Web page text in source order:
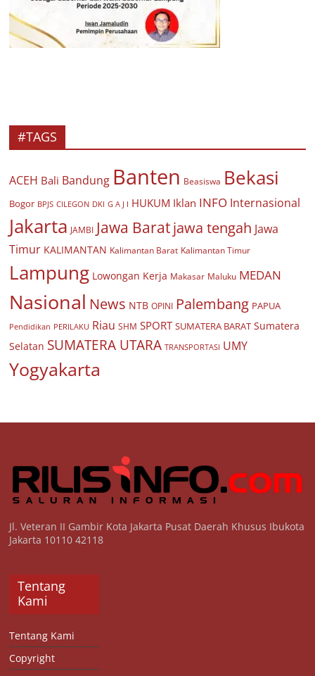
#TAGS
ACEH Bali Bandung Banten Beasiswa Bekasi
Bogor BPJS CILEGON DKI G A J I HUKUM Iklan INFO Internasional
Jakarta JAMBI Jawa Baratjawa tengah Jawa
Timur KALIMANTAN Kalimantan Barat Kalimantan Timur
Lampung Lowongan Kerja Makasar Maluku MEDAN
Nasional News NTB OPINI Palembang PAPUA
Pendidikan PERILAKU Riau SHM SPORT SUMATERA BARAT Sumatera
Selatan SUMATERA UTARA TRANSPORTASI UMY
Yogyakarta
Jl. Veteran II Gambir Kota Jakarta Pusat Daerah Khusus Ibukota
Jakarta 10110 42118
Tentang
Kami
Tentang Kami
Copyright